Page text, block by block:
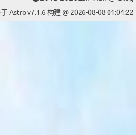
Astro v7.1.6 构建 @ 2026-08-08 01:04:22